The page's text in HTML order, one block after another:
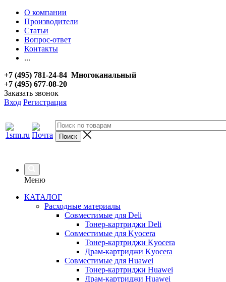
О компании
Производители
Статьи
Вопрос-ответ
Контакты
...
+7 (495) 781-24-84 Многоканальный
+7 (495) 677-08-20
Заказать звонок
Вход Регистрация
Меню
КАТАЛОГ
Расходные материалы
Совместимые для Deli
Тонер-картриджи Deli
Совместимые для Kyocera
Тонер-картриджи Kyocera
Драм-картриджи Kyocera
Совместимые для Huawei
Тонер-картриджи Huawei
Драм-картриджи Huawei